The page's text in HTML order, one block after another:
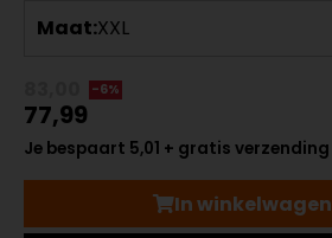
Maat:XXL
-6%
77,99
Je bespaart 5,01 + gratis verzending
In winkelwagen